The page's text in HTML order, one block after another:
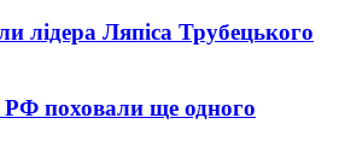
лідера Ляпіса Трубецького
РФ поховали ще одного